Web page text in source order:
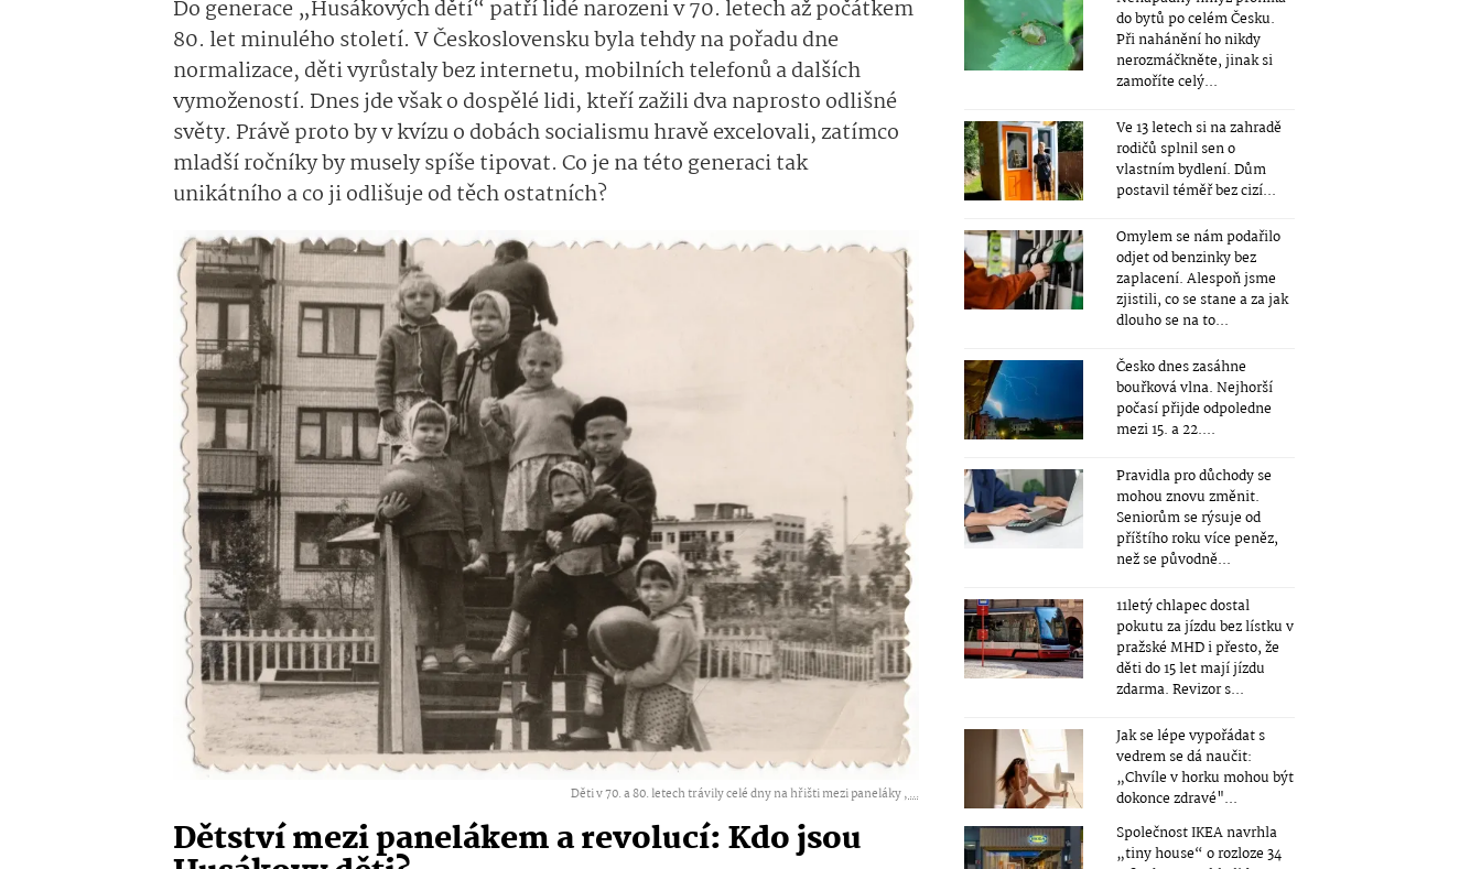
Do generace „Husákových dětí“ patří lidé narozeni v 70. letech až počátkem
80. let minulého století. V Československu byla tehdy na pořadu dne
normalizace, děti vyrůstaly bez internetu, mobilních telefonů a dalších
vymožeností. Dnes jde však o dospělé lidi, kteří zažili dva naprosto odlišné
světy. Právě proto by v kvízu o dobách socialismu hravě excelovali, zatímco
mladší ročníky by musely spíše tipovat. Co je na této generaci tak
unikátního a co ji odlišuje od těch ostatních?
Děti v 70. a 80. letech trávily celé dny na hřišti mezi paneláky ,...
Dětství mezi panelákem a revolucí: Kdo jsou
do bytů po celém Česku.
Při nahánění ho nikdy
nerozmáčkněte, jinak si
zamoříte celý...
Ve 13 letech si na zahradě
rodičů splnil sen o
vlastním bydlení. Dům
postavil téměř bez cizí...
Omylem se nám podařilo
odjet od benzinky bez
zaplacení. Alespoň jsme
zjistili, co se stane a za jak
dlouho se na to...
Česko dnes zasáhne
bouřková vlna. Nejhorší
počasí přijde odpoledne
mezi 15. a 22....
Pravidla pro důchody se
mohou znovu změnit.
Seniorům se rýsuje od
příštího roku více peněz,
než se původně...
11letý chlapec dostal
pokutu za jízdu bez lístku v
pražské MHD i přesto, že
děti do 15 let mají jízdu
zdarma. Revizor s...
Jak se lépe vypořádat s
vedrem se dá naučit:
„Chvíle v horku mohou být
dokonce zdravé"...
Společnost IKEA navrhla
„tiny house“ o rozloze 34